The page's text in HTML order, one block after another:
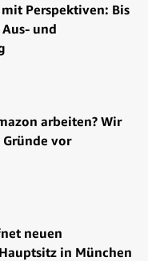
Perspektiven: Bis
und
arbeiten? Wir
vor
neuen
in München